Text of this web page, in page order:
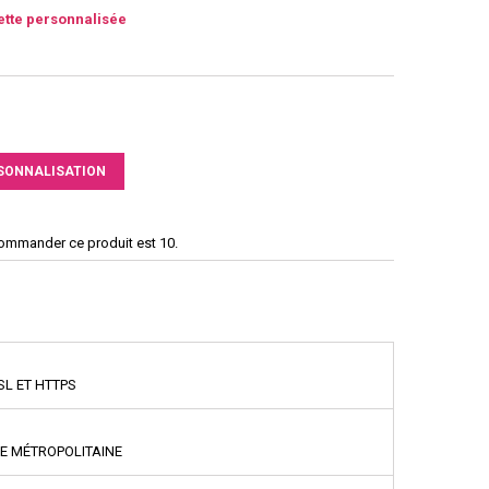
personnalisée
ce produit est 10.
ET HTTPS
MÉTROPOLITAINE